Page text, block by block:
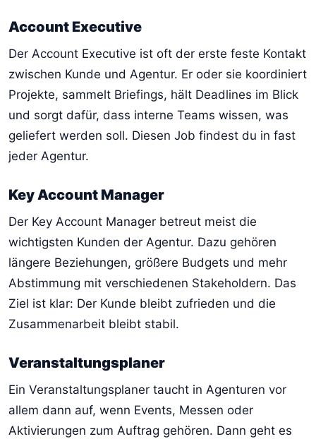
Account Executive
Der Account Executive ist oft der erste feste Kontakt
zwischen Kunde und Agentur. Er oder sie koordiniert
Projekte, sammelt Briefings, hält Deadlines im Blick
und sorgt dafür, dass interne Teams wissen, was
geliefert werden soll. Diesen Job findest du in fast
jeder Agentur.
Key Account Manager
Der Key Account Manager betreut meist die
wichtigsten Kunden der Agentur. Dazu gehören
längere Beziehungen, größere Budgets und mehr
Abstimmung mit verschiedenen Stakeholdern. Das
Ziel ist klar: Der Kunde bleibt zufrieden und die
Zusammenarbeit bleibt stabil.
Veranstaltungsplaner
Ein Veranstaltungsplaner taucht in Agenturen vor
allem dann auf, wenn Events, Messen oder
Aktivierungen zum Auftrag gehören. Dann geht es